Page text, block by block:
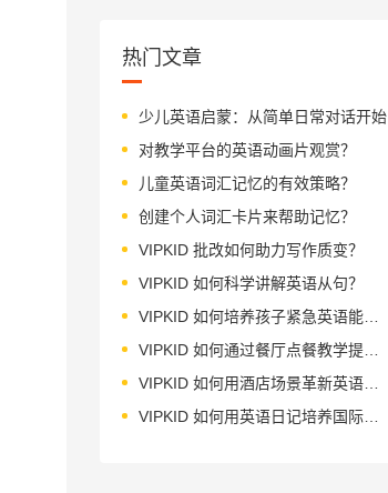
热门文章
少儿英语启蒙：从简单日常对话开始
对教学平台的英语动画片观赏？
儿童英语词汇记忆的有效策略？
创建个人词汇卡片来帮助记忆？
VIPKID 批改如何助力写作质变？
VIPKID 如何科学讲解英语从句？
VIPKID 如何培养孩子紧急英语能力？
VIPKID 如何通过餐厅点餐教学提升少儿英语应用能力？
VIPKID 如何用酒店场景革新英语教学？
VIPKID 如何用英语日记培养国际化人才？